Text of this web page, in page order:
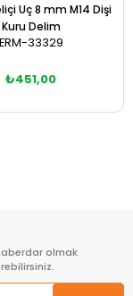
Uç 8 mm M14 Dişi
Kuru Delim
ERM-33329
₺451,00
olmak